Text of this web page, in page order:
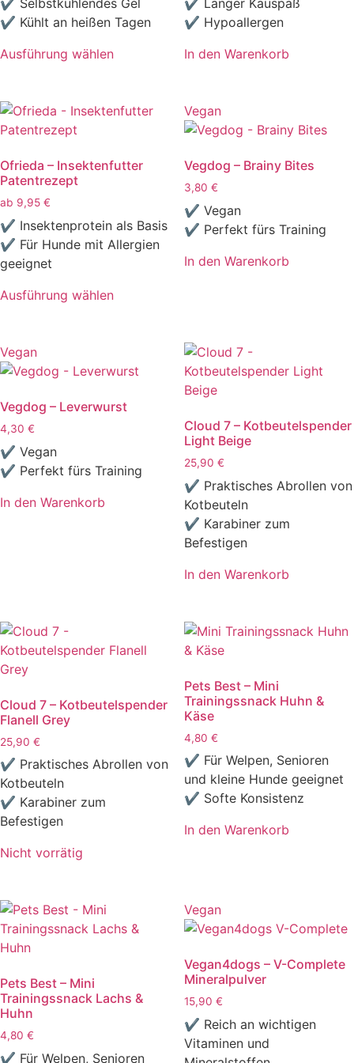
gewählt
werden
gewählt
werden
✔ Selbstkühlendes Gel
✔ Kühlt an heißen Tagen
Ausführung wählen
weist
mehrere
auf.
Die
Optionen
können
auf
der
gewählt
✔ Langer Kauspaß
✔ Hypoallergen
In den Warenkorb
Ofrieda – Insektenfutter
Patentrezept
ab 9,95 €
✔ Insektenprotein als Basis
✔ Für Hunde mit Allergien
geeignet
Ausführung wählen
weist
mehrere
auf.
Die
Optionen
können
der
Vegan
Vegdog – Brainy Bites
3,80 €
✔ Vegan
✔ Perfekt fürs Training
In den Warenkorb
Vegan
Vegdog – Leverwurst
4,30 €
✔ Vegan
✔ Perfekt fürs Training
In den Warenkorb
Cloud 7 – Kotbeutelspender
Light Beige
25,90 €
✔ Praktisches Abrollen von
Kotbeuteln
✔ Karabiner zum
Befestigen
In den Warenkorb
Cloud 7 – Kotbeutelspender
Flanell Grey
25,90 €
✔ Praktisches Abrollen von
Kotbeuteln
✔ Karabiner zum
Befestigen
Nicht vorrätig
Pets Best – Mini
Trainingssnack Huhn &
Käse
4,80 €
✔ Für Welpen, Senioren
und kleine Hunde geeignet
✔ Softe Konsistenz
In den Warenkorb
Pets Best – Mini
Trainingssnack Lachs &
Huhn
4,80 €
✔ Für Welpen, Senioren
Vegan
Vegan4dogs – V-Complete
Mineralpulver
15,90 €
✔ Reich an wichtigen
Vitaminen und